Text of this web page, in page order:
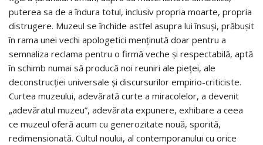
puterea sa de a îndura totul, inclusiv propria moarte, propria
distrugere. Muzeul se închide astfel asupra lui însuşi, prăbuşit
în rama unei vechi apologetici menţinută doar pentru a
semnaliza reclama pentru o firmă veche şi respectabilă, aptă
în schimb numai să producă noi reuniri ale pieţei, ale
deconstrucţiei universale şi discursurilor empirio-criticiste.
Curtea muzeului, adevărată curte a miracolelor, a devenit
„adevăratul muzeu”, adevărata expunere, exhibare a ceea
ce muzeul oferă acum cu generozitate nouă, sporită,
redimensionată. Cultul noului, al contemporanului cu orice